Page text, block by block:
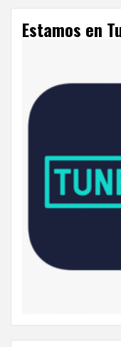
Estamos en